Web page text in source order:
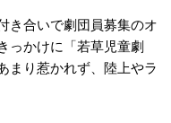
き合いで劇団員募集のオ
っかけに「若草児童劇
まり惹かれず、陸上やラ